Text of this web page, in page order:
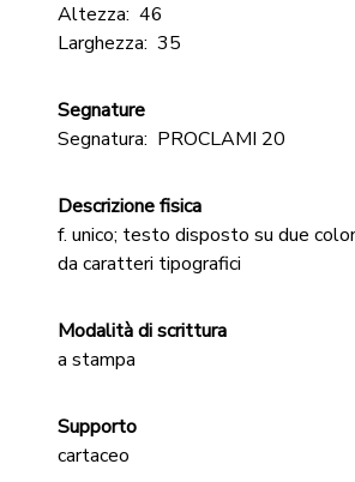
Altezza: 46
Larghezza: 35
Segnature
Segnatura: PROCLAMI 20
Descrizione fisica
f. unico; testo disposto su due
da caratteri tipografici
Modalità di scrittura
a stampa
Supporto
cartaceo